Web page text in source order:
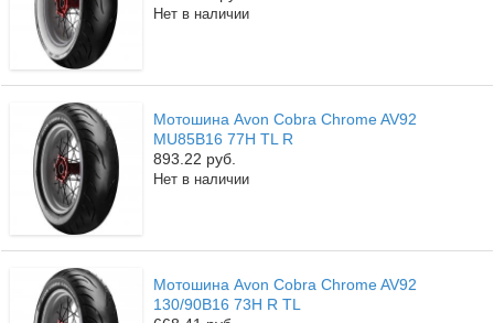
Нет в наличии
Мотошина Avon Cobra Chrome AV92
MU85B16 77H TL R
893.22 руб.
Нет в наличии
Мотошина Avon Cobra Chrome AV92
130/90B16 73H R TL